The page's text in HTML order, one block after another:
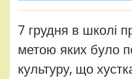
7 грудня в школі
метою яких було
культуру, що